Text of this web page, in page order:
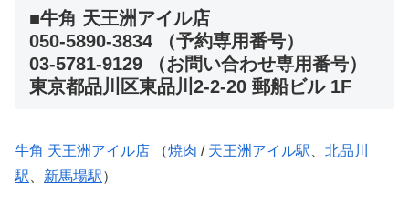
■牛角 天王洲アイル店
050-5890-3834 （予約専用番号）
03-5781-9129 （お問い合わせ専用番号）
東京都品川区東品川2-2-20 郵船ビル 1F
牛角 天王洲アイル店 （焼肉 / 天王洲アイル駅
北品川
駅
新馬場駅）